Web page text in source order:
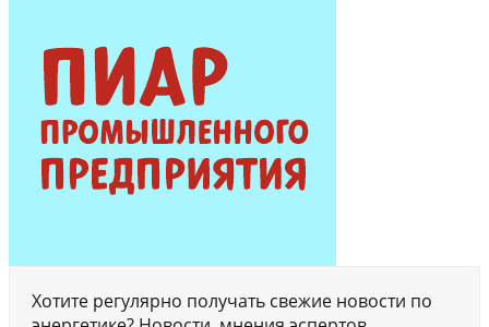
Хотите регулярно получать свежие новости по